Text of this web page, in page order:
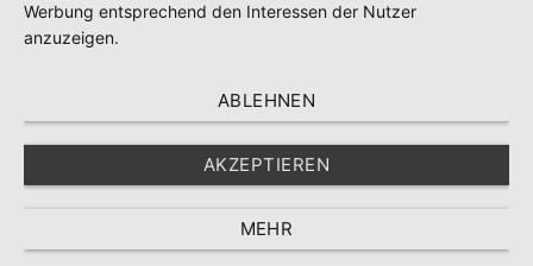
Werbung entsprechend den Interessen der Nutzer
anzuzeigen.
ABLEHNEN
AKZEPTIEREN
MEHR